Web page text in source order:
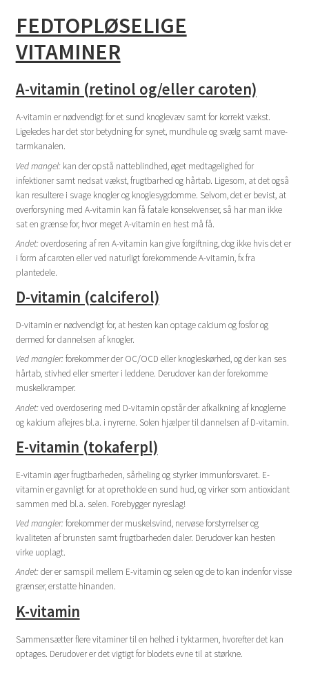
FEDTOPLØSELIGE
VITAMINER
A-vitamin (retinol og/eller caroten)
A-vitamin er nødvendigt for et sund knoglevæv samt for korrekt vækst.
Ligeledes har det stor betydning for synet, mundhule og svælg samt mave-
tarmkanalen.
Ved mangel:kan der opstå natteblindhed, øget medtagelighed for
infektioner samt nedsat vækst, frugtbarhed og hårtab. Ligesom, at det også
kan resultere i svage knogler og knoglesygdomme. Selvom, det er bevist, at
overforsyning med A-vitamin kan få fatale konsekvenser, så har man ikke
sat en grænse for, hvor meget A-vitamin en hest må få.
Andet:overdosering af ren A-vitamin kan give forgiftning, dog ikke hvis det er
i form af caroten eller ved naturligt forekommende A-vitamin, fx fra
plantedele.
D-vitamin (calciferol)
D-vitamin er nødvendigt for, at hesten kan optage calcium og fosfor og
dermed for dannelsen af knogler.
Ved mangler:forekommer der OC/OCD eller knogleskørhed, og der kan ses
hårtab, stivhed eller smerter i leddene. Derudover kan der forekomme
muskelkramper.
Andet:ved overdosering med D-vitamin opstår der afkalkning af knoglerne
og kalcium aflejres bl.a. i nyrerne. Solen hjælper til dannelsen af D-vitamin.
E-vitamin (tokaferpl)
E-vitamin øger frugtbarheden, sårheling og styrker immunforsvaret. E-
vitamin er gavnligt for at opretholde en sund hud, og virker som antioxidant
sammen med bl.a. selen. Forebygger nyreslag!
Ved mangler:forekommer der muskelsvind, nervøse forstyrrelser og
kvaliteten af brunsten samt frugtbarheden daler. Derudover kan hesten
virke uoplagt.
Andet:der er samspil mellem E-vitamin og selen og de to kan indenfor visse
grænser, erstatte hinanden.
K-vitamin
Sammensætter flere vitaminer til en helhed i tyktarmen, hvorefter det kan
optages. Derudover er det vigtigt for blodets evne til at størkne.